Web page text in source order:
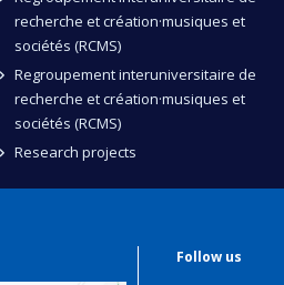
recherche et création·musiques et
sociétés (RCMS)
Regroupement interuniversitaire de
recherche et création·musiques et
sociétés (RCMS)
Research projects
Follow us